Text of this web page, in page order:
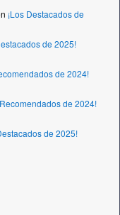
¡Los Destacados de
de 2025!
de 2024!
Recomendados de 2024!
de 2025!